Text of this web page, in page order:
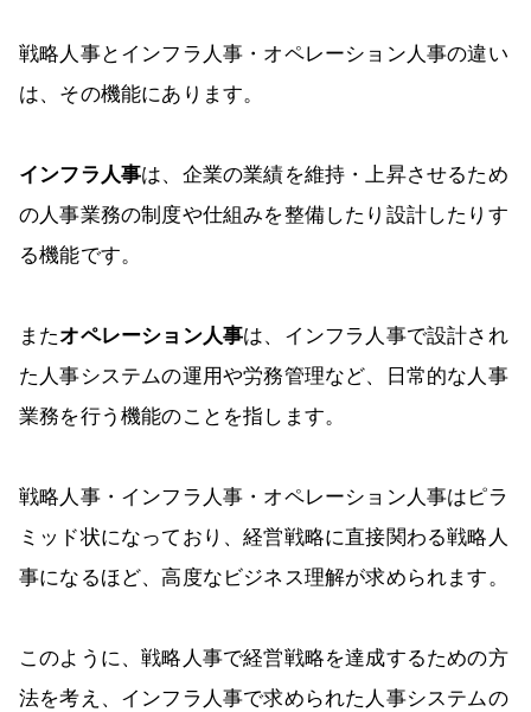
戦略人事とインフラ人事・オペレーション人事の違い
は、その機能にあります。
インフラ人事は、企業の業績を維持・上昇させるため
の人事業務の制度や仕組みを整備したり設計したりす
る機能です。
またオペレーション人事は、インフラ人事で設計され
た人事システムの運用や労務管理など、日常的な人事
業務を行う機能のことを指します。
戦略人事・インフラ人事・オペレーション人事はピラ
ミッド状になっており、経営戦略に直接関わる戦略人
事になるほど、高度なビジネス理解が求められます。
このように、戦略人事で経営戦略を達成するための方
法を考え、インフラ人事で求められた人事システムの